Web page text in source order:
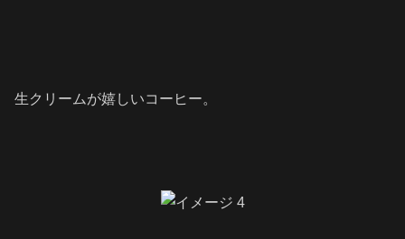
生クリームが嬉しいコーヒー。